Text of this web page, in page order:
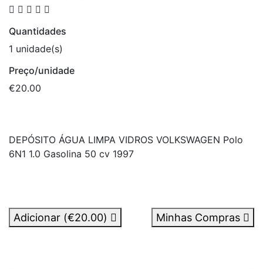
Quantidades
1 unidade(s)
Preço/unidade
€20.00
DEPÓSITO ÁGUA LIMPA VIDROS VOLKSWAGEN Polo
6N1 1.0 Gasolina 50 cv 1997
Adicionar (€20.00) Minhas Compras